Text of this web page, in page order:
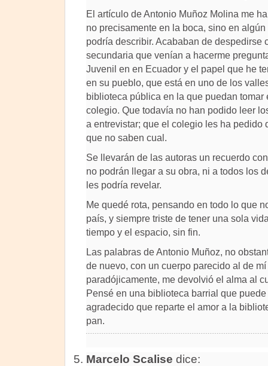
El artículo de Antonio Muñoz Molina me
no precisamente en la boca, sino en
podría describir. Acababan de despedirse
secundaria que venían a hacerme
Juvenil en en Ecuador y el papel que he
en su pueblo, que está en uno de los
biblioteca pública en la que puedan tomar
colegio. Que todavía no han podido leer
a entrevistar; que el colegio les ha pedido
que no saben cual.
Se llevarán de las autoras un recuerdo
no podrán llegar a su obra, ni a todos los
les podría revelar.
Me quedé rota, pensando en todo lo que
país, y siempre triste de tener una sola
tiempo y el espacio, sin fin.
Las palabras de Antonio Muñoz, no
de nuevo, con un cuerpo parecido al de
paradójicamente, me devolvió el alma al
Pensé en una biblioteca barrial que
agradecido que reparte el amor a la
pan.
Marcelo Scalise dice: